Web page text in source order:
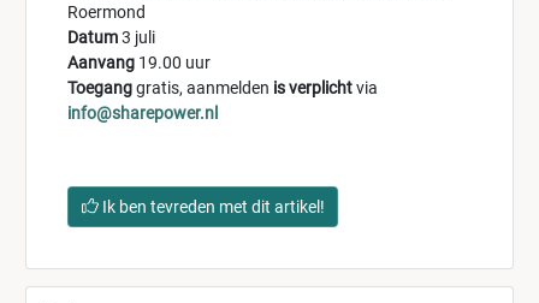
Roermond
Datum3 juli
Aanvang 19.00 uur
Toeganggratis, aanmelden is verplichtvia
info@sharepower.nl
Ik ben tevreden met dit artikel!